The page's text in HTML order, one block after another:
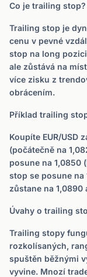
Co je trailing stop?
Trailing stop je
cenu v pevné
stop na long
ale zůstává na
více zisku z
obrácením.
Příklad trailing
Koupíte EUR/USD
(počátečně na
posune na 1,0850
stop se posune na
zůstane na
Úvahy o trailing
Trailing stopy
rozkolísaných,
spuštěn běžnými
vyvine. Mnozí